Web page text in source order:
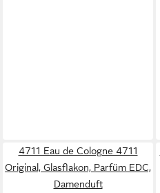
4711 Eau de Cologne 4711
Original, Glasflakon, Parfüm EDC,
Damenduft